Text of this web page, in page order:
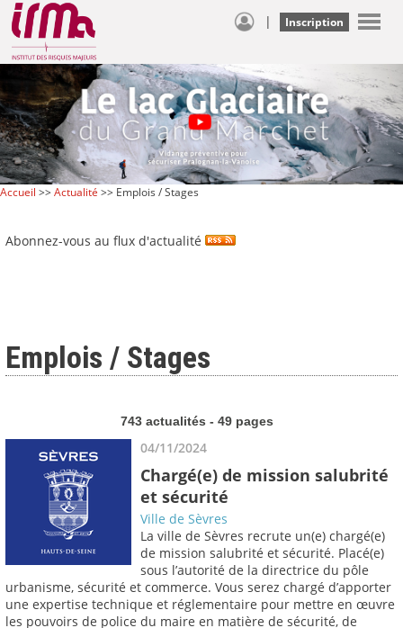
| Inscription
Accueil >>Actualité >> Emplois / Stages
Abonnez-vous au flux d'actualité
Emplois / Stages
743 actualités - 49 pages
04/11/2024
Chargé(e) de mission salubrité
et sécurité
Ville de Sèvres
La ville de Sèvres recrute un(e) chargé(e)
de mission salubrité et sécurité. Placé(e)
sous l’autorité de la directrice du pôle
urbanisme, sécurité et commerce. Vous serez chargé d’apporter
une expertise technique et réglementaire pour mettre en œuvre
les pouvoirs de police du maire en matière de sécurité, de